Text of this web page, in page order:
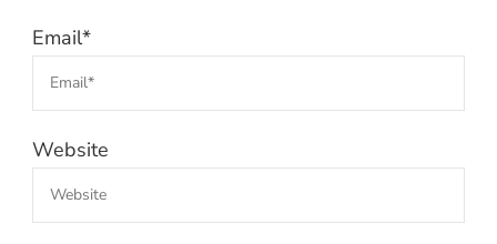
Email*
Website